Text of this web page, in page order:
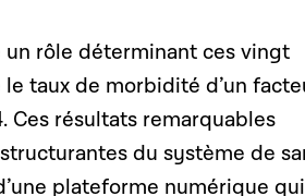
rôle déterminant ces vingt
taux de morbidité d’un
Ces résultats remarquables
du système de
plateforme numérique qui